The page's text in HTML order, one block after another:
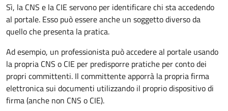
Sì, la CNS e la CIE servono per identificare chi sta accedendo
al portale. Esso può essere anche un soggetto diverso da
quello che presenta la pratica.
Ad esempio, un professionista può accedere al portale usando
la propria CNS o CIE per predisporre pratiche per conto dei
propri committenti. Il committente apporrà la propria firma
elettronica sui documenti utilizzando il proprio dispositivo di
firma (anche non CNS o CIE).